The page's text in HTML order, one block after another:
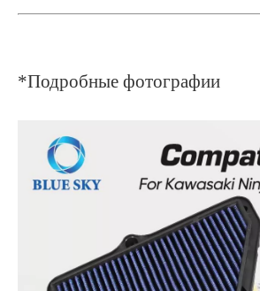
*Подробные фотографии